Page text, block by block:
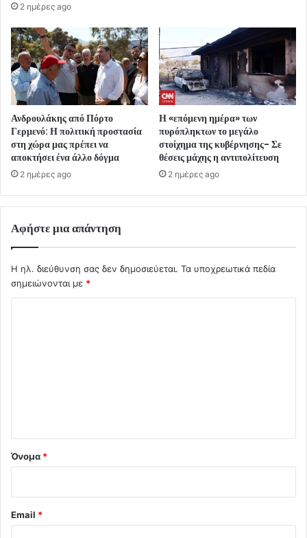
2 ημέρες ago
Ανδρουλάκης από Πόρτο
Γερμενό: Η πολιτική προστασία
στη χώρα μας πρέπει να
αποκτήσει ένα άλλο δόγμα
2 ημέρες ago
Η «επόμενη ημέρα» των
πυρόπληκτων το μεγάλο
στοίχημα της κυβέρνησης- Σε
θέσεις μάχης η αντιπολίτευση
2 ημέρες ago
Αφήστε μια απάντηση
Η ηλ. διεύθυνση σας δεν δημοσιεύεται. Τα υποχρεωτικά πεδία
σημειώνονται με *
Όνομα *
Email *